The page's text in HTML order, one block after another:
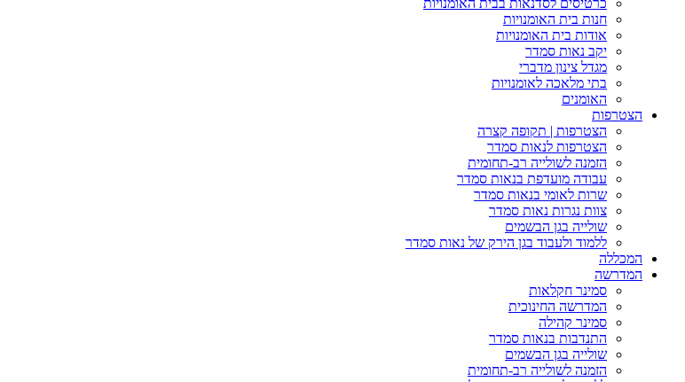
חנות בית האומנויות
אודות בית האומנויות
יקב נאות סמדר
מגדל צינון מדברי
בתי מלאכה לאומנויות
האומנים
הצטרפות
הצטרפות | תקופה קצרה
הצטרפות לנאות סמדר
הזמנה לשולייה רב-תחומית
עבודה מועדפת בנאות סמדר
שרות לאומי בנאות סמדר
צוות נגרות נאות סמדר
שולייה בגן הבשמים
ללמוד ולעבוד בגן הירק של נאות סמדר
המכללה
המדרשה
סמינר חקלאות
המדרשה החינוכית
סמינר קהילה
התנדבות בנאות סמדר
שולייה בגן הבשמים
הזמנה לשולייה רב-תחומית